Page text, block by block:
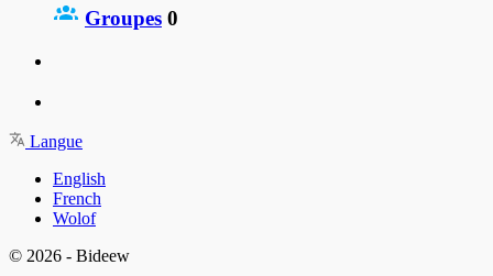
Groupes 0
Langue
English
French
Wolof
© 2026 - Bideew